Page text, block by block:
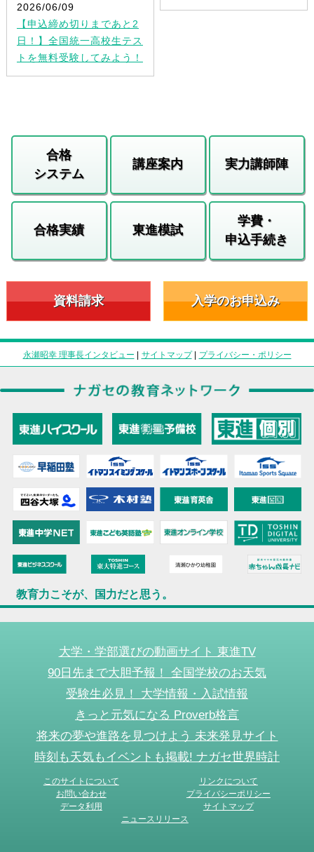
2026/06/09
【申込締め切りまであと2
日！】全国統一高校生テス
トを無料受験してみよう！
合格
システム
講座案内 実力講師陣
合格実績 東進模試
学費・
申込手続き
資料請求 入学のお申込み
永瀬昭幸 理事長インタビュー | サイトマップ| プライバシー・ポリシー
教育力こそが、国力だと思う。
大学・学部選びの動画サイト 東進TV
90日先まで大胆予報！ 全国学校のお天気
受験生必見！ 大学情報・入試情報
きっと元気になる Proverb格言
将来の夢や進路を見つけよう 未来発見サイト
時刻も天気もイベントも掲載! ナガセ世界時計
このサイトについて
リンクについて
お問い合わせ
プライバシーポリシー
データ利用
サイトマップ
ニュースリリース